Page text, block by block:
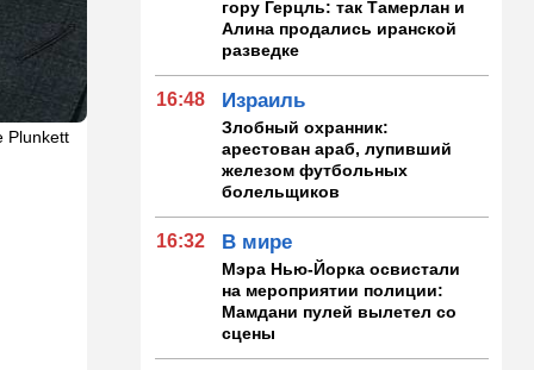
Plunkett
гору Герцль: так Тамерлан и
Алина продались иранской
разведке
16:48 Израиль
Злобный охранник:
арестован араб, лупивший
железом футбольных
болельщиков
16:32 В мире
Мэра Нью-Йорка освистали
на мероприятии полиции:
Мамдани пулей вылетел со
сцены